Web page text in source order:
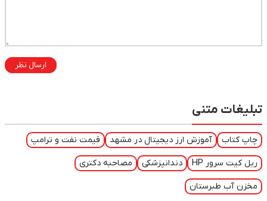
ارسال نظر
تبلیغات متنی
چاپ کتاب آموزش ارز دیجیتال در مشهد قیمت نفت و ترامپ
ریل کیت سرور HP دندانپزشکی مصاحبه دکتری
مخزن آب طبرستان